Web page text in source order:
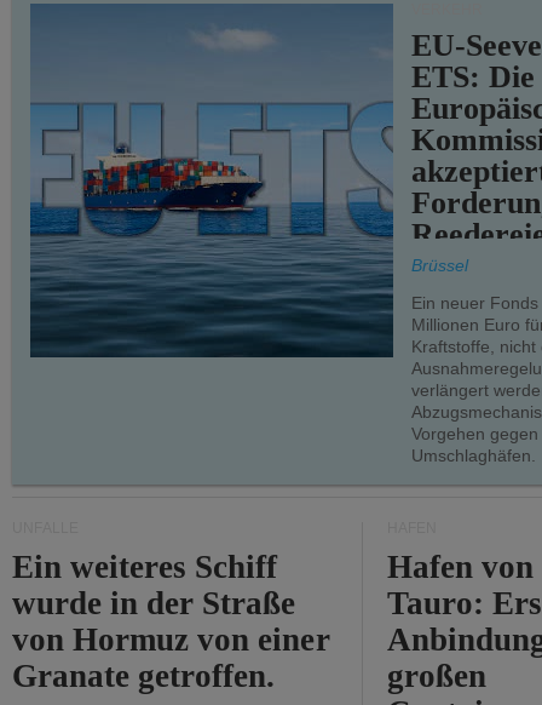
EU-
ETS: Die
teilweise.
Brüssel
Ein neuer
Millionen Euro
Kraftstoffe, nicht
verlängert
Vorgehen
Umschlaghäfen.
Ein weiteres Schiff
wurde in der Straße
von Hormuz von einer
Granate getroffen.
Hafen
Tauro:
großen